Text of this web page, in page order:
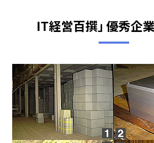
IT経営百撰」 優秀企